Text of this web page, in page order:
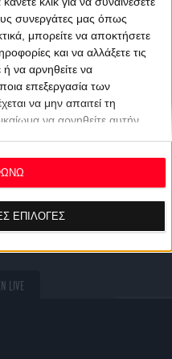
συνεργάτες μας όπως
μπορείτε να αποκτήσετε
και να αλλάξετε τις
ή να αρνηθείτε να
επεξεργασία των
να μην απαιτεί τη
να αρνηθείτε αυτήν
πάσα στιγμή
και κάνοντας κλικ στο
της ιστοσελίδας.
ΕΠΙΛΟΓΕΣ
LIVE